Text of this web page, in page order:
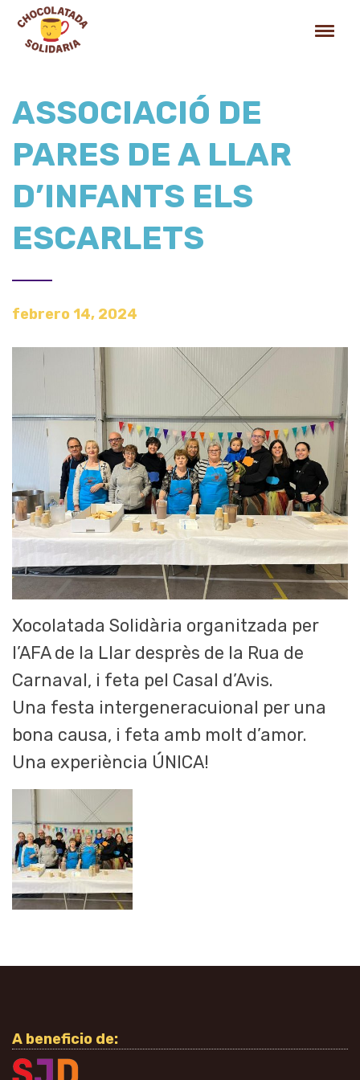
ASSOCIACIÓ DE
PARES DE A LLAR
D’INFANTS ELS
ESCARLETS
febrero 14, 2024
Xocolatada Solidària organitzada per
l’AFA de la Llar desprès de la Rua de
Carnaval, i feta pel Casal d’Avis.
Una festa intergeneracuional per una
bona causa, i feta amb molt d’amor.
Una experiència ÚNICA!
A beneficio de: